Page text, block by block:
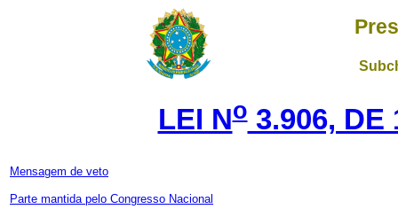
LEI No3.906, DE
Mensagem de veto
Parte mantida pelo Congresso Nacional